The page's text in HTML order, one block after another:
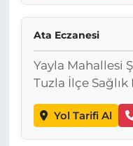
Ata Eczanesi
Yayla Mahallesi
Tuzla İlçe Sağlık
Yol Tarifi Al